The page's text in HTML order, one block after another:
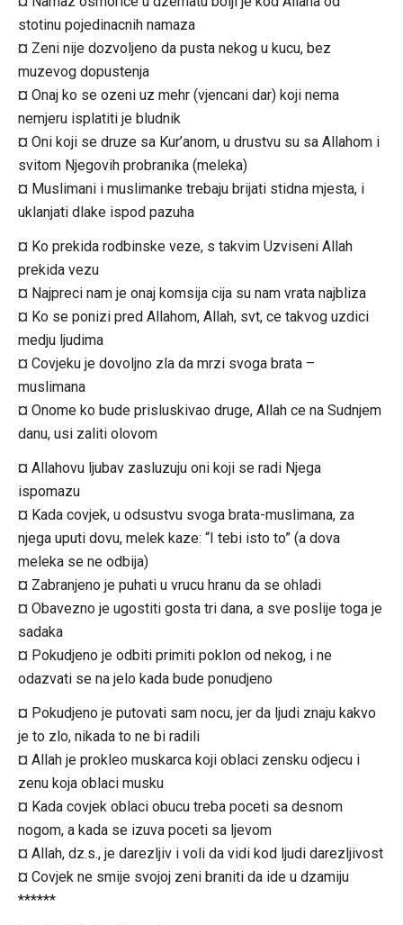
stotinu pojedinacnih namaza
¤ Zeni nije dozvoljeno da pusta nekog u kucu, bez
muzevog dopustenja
¤ Onaj ko se ozeni uz mehr (vjencani dar) koji nema
nemjeru isplatiti je bludnik
¤ Oni koji se druze sa Kur’anom, u drustvu su sa Allahom i
svitom Njegovih probranika (meleka)
¤ Muslimani i muslimanke trebaju brijati stidna mjesta, i
uklanjati dlake ispod pazuha
¤ Ko prekida rodbinske veze, s takvim Uzviseni Allah
prekida vezu
¤ Najpreci nam je onaj komsija cija su nam vrata najbliza
¤ Ko se ponizi pred Allahom, Allah, svt, ce takvog uzdici
medju ljudima
¤ Covjeku je dovoljno zla da mrzi svoga brata –
muslimana
¤ Onome ko bude prisluskivao druge, Allah ce na Sudnjem
danu, usi zaliti olovom
¤ Allahovu ljubav zasluzuju oni koji se radi Njega
ispomazu
¤ Kada covjek, u odsustvu svoga brata-muslimana, za
njega uputi dovu, melek kaze: “I tebi isto to” (a dova
meleka se ne odbija)
¤ Zabranjeno je puhati u vrucu hranu da se ohladi
¤ Obavezno je ugostiti gosta tri dana, a sve poslije toga je
sadaka
¤ Pokudjeno je odbiti primiti poklon od nekog, i ne
odazvati se na jelo kada bude ponudjeno
¤ Pokudjeno je putovati sam nocu, jer da ljudi znaju kakvo
je to zlo, nikada to ne bi radili
¤ Allah je prokleo muskarca koji oblaci zensku odjecu i
zenu koja oblaci musku
¤ Kada covjek oblaci obucu treba poceti sa desnom
nogom, a kada se izuva poceti sa ljevom
¤ Allah, dz.s., je darezljiv i voli da vidi kod ljudi darezljivost
¤ Covjek ne smije svojoj zeni braniti da ide u dzamiju
******